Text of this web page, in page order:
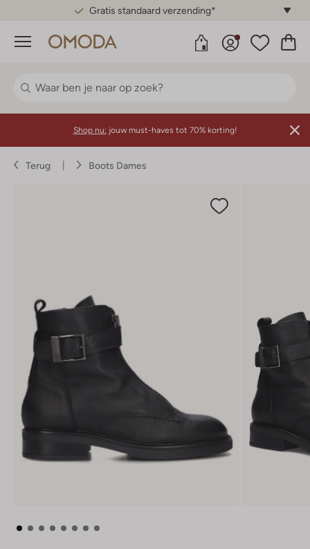
Gratis standaard verzending*
Menu
Shop nu: jouw must-haves tot 70% korting!
Terug Boots Dames